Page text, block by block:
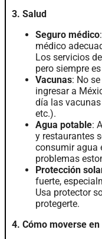
3. Salud
Seguro médico
médico
Los servicios
pero siempre
Vacunas: No
ingresar a
día las
etc.).
Agua potable:
y restaurantes
consumir agua
problemas
Protección
fuerte,
Usa protector
protegerte.
4. Cómo moverse en